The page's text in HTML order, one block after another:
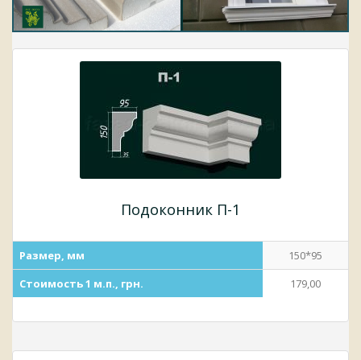
Подоконник П-1
Размер, мм
150*95
Стоимость 1 м.п., грн.
179,00